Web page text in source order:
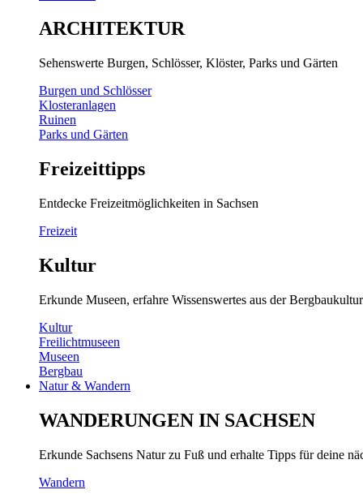
ARCHITEKTUR
Sehenswerte Burgen, Schlösser, Klöster, Parks und Gärten
Burgen und Schlösser
Klosteranlagen
Ruinen
Parks und Gärten
Freizeittipps
Entdecke Freizeitmöglichkeiten in Sachsen
Freizeit
Kultur
Erkunde Museen, erfahre Wissenswertes aus der
Kultur
Freilichtmuseen
Museen
Bergbau
Natur & Wandern
WANDERUNGEN IN SACHSEN
Erkunde Sachsens Natur zu Fuß und erhalte Tipps für deine
Wandern